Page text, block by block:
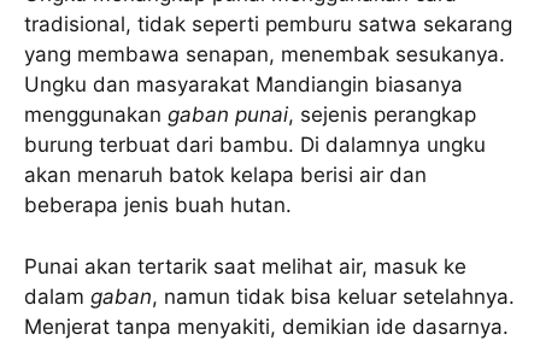
tradisional, tidak seperti pemburu satwa sekarang
yang membawa senapan, menembak sesukanya.
Ungku dan masyarakat Mandiangin biasanya
menggunakan gaban punai, sejenis perangkap
burung terbuat dari bambu. Di dalamnya ungku
akan menaruh batok kelapa berisi air dan
beberapa jenis buah hutan.
Punai akan tertarik saat melihat air, masuk ke
dalam gaban, namun tidak bisa keluar setelahnya.
Menjerat tanpa menyakiti, demikian ide dasarnya.